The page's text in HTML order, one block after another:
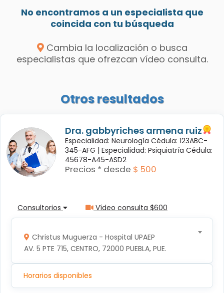
No encontramos a un especialista que
coincida con tu búsqueda
Cambia la localización o busca
especialistas que ofrezcan vídeo consulta.
Otros resultados
Dra. gabbyriches armena ruiz
Especialidad: Neurología Cédula: 123ABC-
345-AFG | Especialidad: Psiquiatría Cédula:
45678-A45-ASD2
Precios * desde $ 500
Consultorios Vídeo consulta $600
Christus Muguerza - Hospital UPAEP
AV. 5 PTE 715, CENTRO, 72000 PUEBLA, PUE.
Horarios disponibles